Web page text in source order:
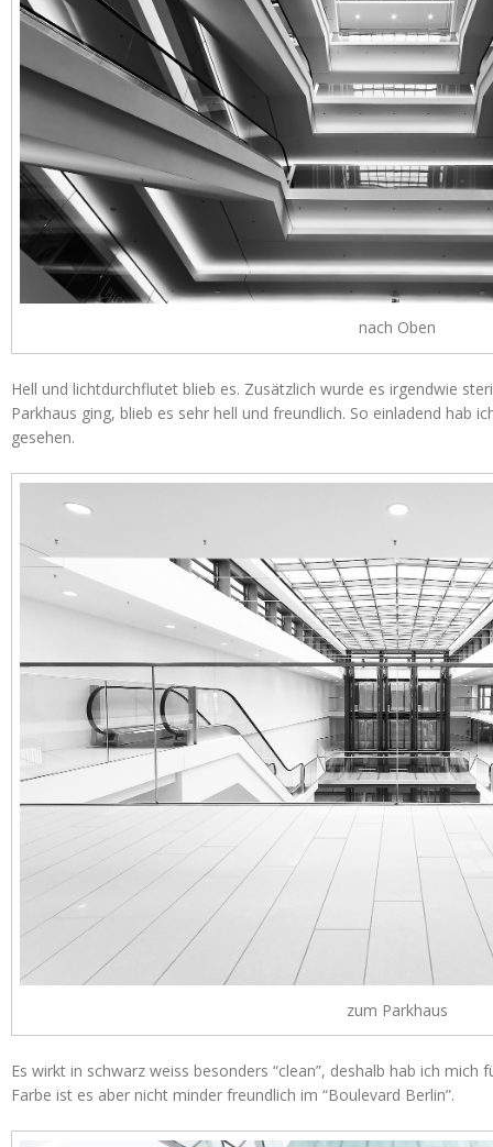
nach Oben
Hell und lichtdurchflutet blieb es. Zusätzlich wurde es irgendwie
Parkhaus ging, blieb es sehr hell und freundlich. So einladend hab
gesehen.
zum Parkhaus
Es wirkt in schwarz weiss besonders “clean”, deshalb hab ich mich
Farbe ist es aber nicht minder freundlich im “Boulevard Berlin”.